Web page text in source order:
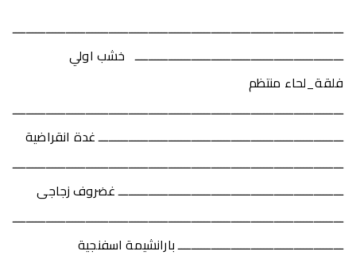
ــــــــــــــــــــــــــــــــــــــــــــــــــــــــــــــــــــــــــــــــــــــــــــــــــــ
ـــــــــــــــــــــــــــــــــــــــــــــــــــــــــــــــ خشب اولي
فلقة_لحاء منتظم
ــــــــــــــــــــــــــــــــــــــــــــــــــــــــــــــــــــــــــــــــــــــــــــــــــــ
ــــــــــــــــــــــــــــــــــــــــــــــــــــــــــــــــــــــــــ غدة انقراضية
ــــــــــــــــــــــــــــــــــــــــــــــــــــــــــــــــــــــــــــــــــــــــــــــــــــ
ــــــــــــــــــــــــــــــــــــــــــــــــــــــــــــــــــــ غضروف زجاجى
ــــــــــــــــــــــــــــــــــــــــــــــــــــــــــــــــــــــــــــــــــــــــــــــــــــ
ــــــــــــــــــــــــــــــــــــــــــــــــــ بارانشيمة اسفنجية